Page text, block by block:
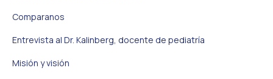
Comparanos
Entrevista al Dr. Kalinberg, docente de pediatría
Misión y visión